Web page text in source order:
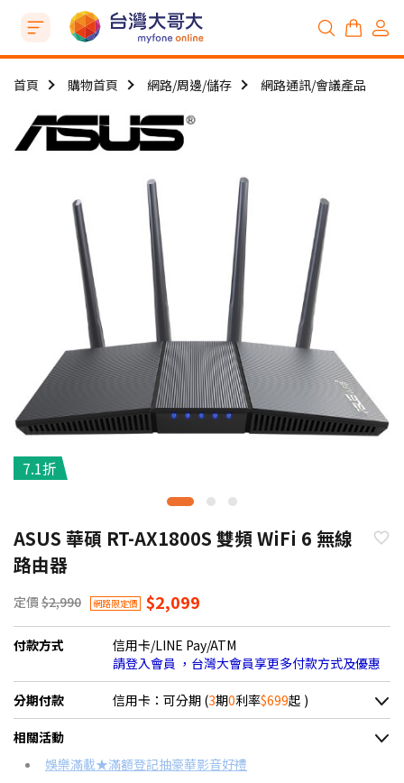
首頁 購物首頁 網路/周邊/儲存 網路通訊/會議產品
7.1折
ASUS 華碩 RT-AX1800S 雙頻 WiFi 6 無線
路由器
定價 $2,990 網路限定價 $2,099
付款方式
信用卡/LINE Pay/ATM
請登入會員 ，台灣大會員享更多付款方式及優惠
分期付款 信用卡：可分期 (3期0利率$699起 )
＊實際可分期數、適用利率，請以購物車顯示為主
信用卡分期
相關活動
娛樂滿載★滿額登記抽豪華影音好禮